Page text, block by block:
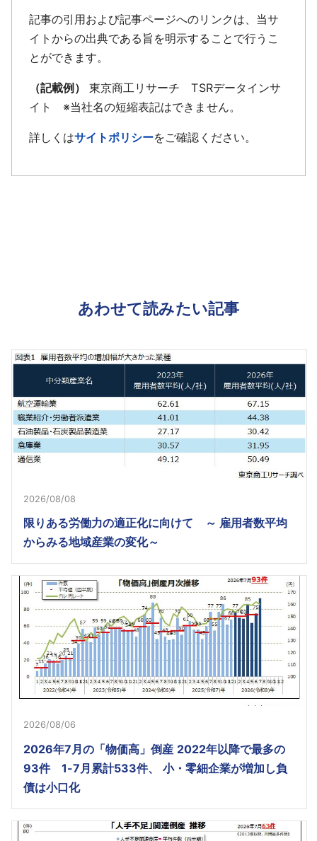
記事の引用および記事ページへのリンクは、当サ
イトからの出典である旨を明示することで行うこ
とができます。
（記載例）
東京商工リサーチ TSRデータインサ
イト ※当社名の短縮表記はできません。
詳しくはサイトポリシーをご確認ください。
あわせて読みたい記事
2026/08/08
限りある労働力の適正化に向けて ～ 雇用者数平均
からみる地域産業の変化～
2026/08/06
2026年7月の「物価高」倒産 2022年以降で最多の
93件 1-7月累計533件、 小・零細企業が増加し負
債は小口化